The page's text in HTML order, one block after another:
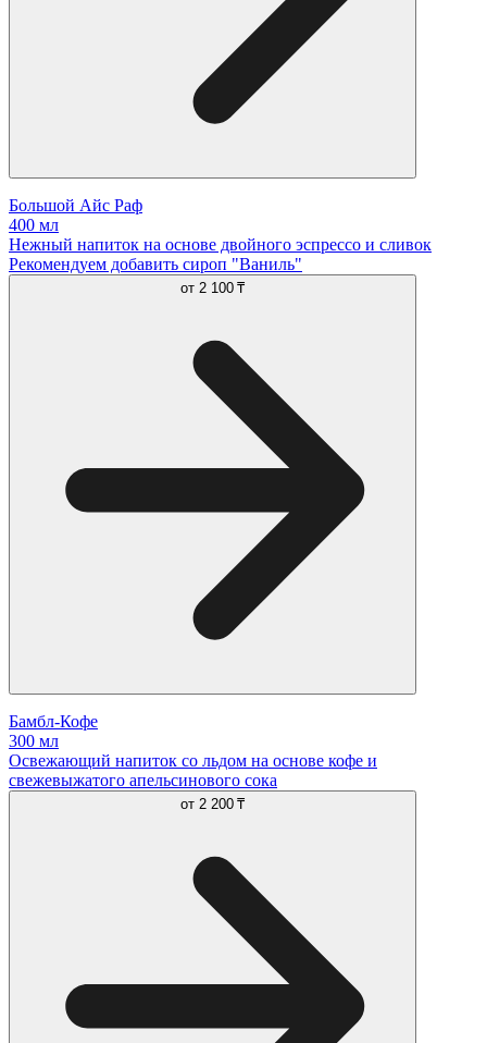
Большой Айс Раф
400 мл
Нежный напиток на основе двойного эспрессо и сливок
Рекомендуем добавить сироп "Ваниль"
от 2 100 ₸
Бамбл-Кофе
300 мл
Освежающий напиток со льдом на основе кофе и
свежевыжатого апельсинового сока
от 2 200 ₸